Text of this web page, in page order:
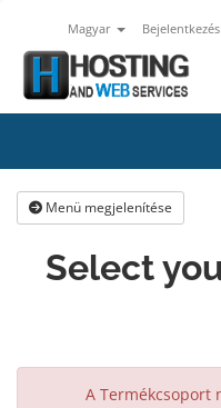
Magyar Bejelentkezés
Menü megjelenítése
Select
A Termékcsoport